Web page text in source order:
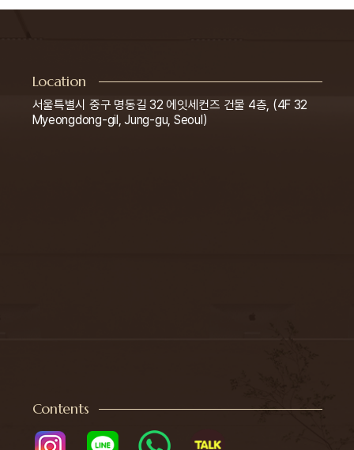
Location
서울특별시 중구 명동길 32 에잇세컨즈 건물 4층, (4F 32
Myeongdong-gil, Jung-gu, Seoul)
Contents